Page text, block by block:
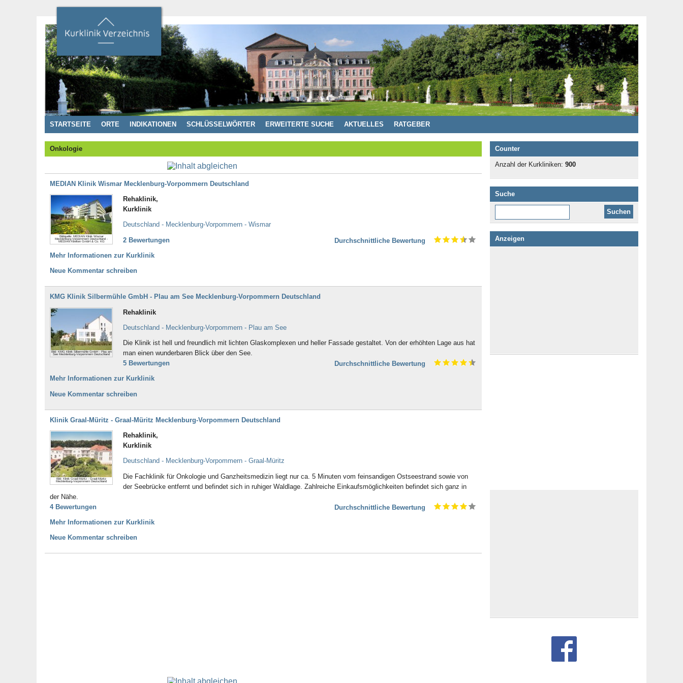
STARTSEITE ORTE INDIKATIONEN SCHLÜSSELWÖRTER ERWEITERTE SUCHE AKTUELLES RATGEBER
Onkologie
MEDIAN Klinik Wismar Mecklenburg-Vorpommern Deutschland
Bildquelle: MEDIAN Klinik Wismar
Mecklenburg-Vorpommern Deutschland -
MEDIAN Kliniken GmbH & Co. KG
Rehaklinik,
Kurklinik
Deutschland - Mecklenburg-Vorpommern - Wismar
2 Bewertungen
Durchschnittliche Bewertung
Mehr Informationen zur Kurklinik
Neue Kommentar schreiben
KMG Klinik Silbermühle GmbH - Plau am See Mecklenburg-Vorpommern Deutschland
Bild: KMG Klinik Silbermühle GmbH - Plau am
See Mecklenburg-Vorpommern Deutschland
Rehaklinik
Deutschland - Mecklenburg-Vorpommern - Plau am See
Die Klinik ist hell und freundlich mit lichten Glaskomplexen und heller Fassade gestaltet. Von der erhöhten Lage aus hat
man einen wunderbaren Blick über den See.
5 Bewertungen
Durchschnittliche Bewertung
Mehr Informationen zur Kurklinik
Neue Kommentar schreiben
Klinik Graal-Müritz - Graal-Müritz Mecklenburg-Vorpommern Deutschland
Bild: Klinik Graal-Müritz - Graal-Müritz
Mecklenburg-Vorpommern Deutschland
Rehaklinik,
Kurklinik
Deutschland - Mecklenburg-Vorpommern - Graal-Müritz
Die Fachklinik für Onkologie und Ganzheitsmedizin liegt nur ca. 5 Minuten vom feinsandigen Ostseestrand sowie von
der Seebrücke entfernt und befindet sich in ruhiger Waldlage. Zahlreiche Einkaufsmöglichkeiten befindet sich ganz in
der Nähe.
4 Bewertungen
Durchschnittliche Bewertung
Mehr Informationen zur Kurklinik
Neue Kommentar schreiben
Counter
Anzahl der Kurkliniken: 900
Suche
Anzeigen